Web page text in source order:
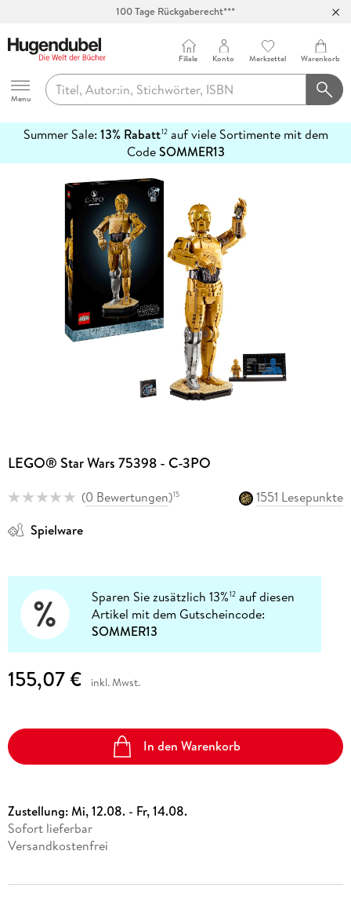
100 Tage Rückgaberecht***
Hugendubel
Menu
Filiale Konto Merkzettel Warenkorb
Summer Sale: 13% Rabatt12auf viele Sortimente mit dem
CodeSOMMER13
erfahren
LEGO® Star Wars 75398 - C-3PO
(0 Bewertungen)15
1551 Lesepunkte
Spielware
Sparen Sie zusätzlich 13%12 auf diesen
Artikel mit dem Gutscheincode:
SOMMER13
155,07 € inkl. Mwst.
In den Warenkorb
Zustellung:Mi, 12.08. - Fr, 14.08.
Sofort lieferbar
Versandkostenfrei